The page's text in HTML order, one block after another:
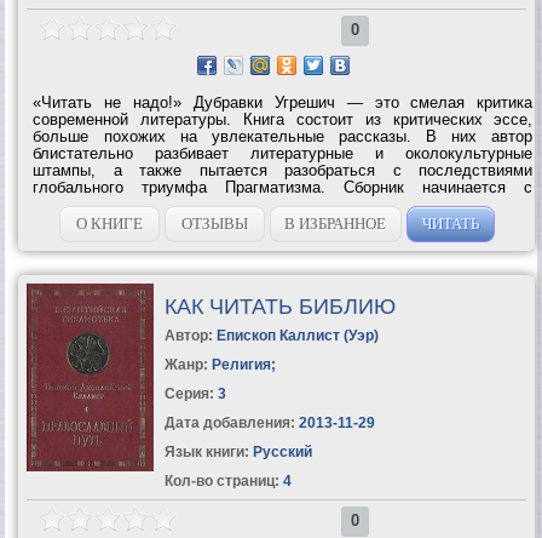
0
«Читать не надо!» Дубравки Угрешич — это смелая критика
современной литературы. Книга состоит из критических эссе,
больше похожих на увлекательные рассказы. В них автор
блистательно разбивает литературные и околокультурные
штампы, а также пытается разобраться с последствиями
глобального триумфа Прагматизма. Сборник начинается с
остроумной критики книгоиздательского дела, от которой Угрешич
переходит к гораздо более серьезным...
О КНИГЕ ОТЗЫВЫ В ИЗБРАННОЕ ЧИТАТЬ
КАК ЧИТАТЬ БИБЛИЮ
Автор: Епископ Каллист (Уэр)
Жанр: Религия;
Серия: 3
Дата добавления: 2013-11-29
Язык книги: Русский
Кол-во страниц: 4
0